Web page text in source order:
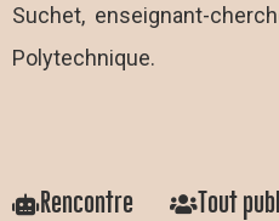
Suchet, enseignant-
Polytechnique.
Rencontre Tout